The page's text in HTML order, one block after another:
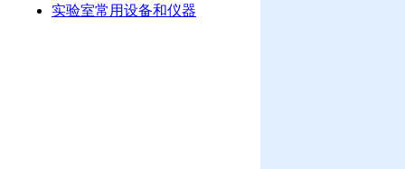
实验室常用设备和仪器